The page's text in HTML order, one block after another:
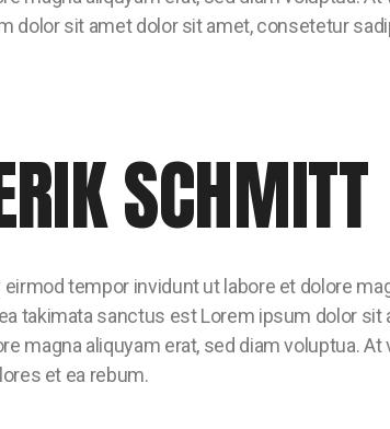
dolor sit amet dolor sit amet, consetetur
SCHMITT
tempor invidunt ut labore et dolore
takimata sanctus est Lorem ipsum dolor
magna aliquyam erat, sed diam voluptua.
et ea rebum.